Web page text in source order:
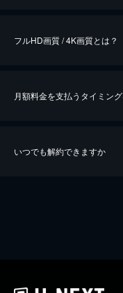
※40％ポイント還元の対象は、ク
iOSアプリのUコイン決済によ
フルHD画質 / 4K画質とは？
月額料金を支払うタイミング
いつでも解約できますか